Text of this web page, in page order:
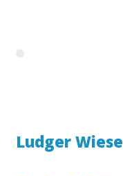
Ludger Wiese